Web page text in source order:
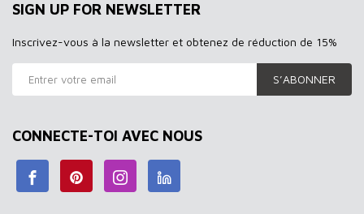
SIGN UP FOR NEWSLETTER
Inscrivez-vous à la newsletter et obtenez de réduction de 15%
S’ABONNER
CONNECTE-TOI AVEC NOUS